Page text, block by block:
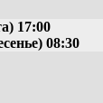
17:00
08:30